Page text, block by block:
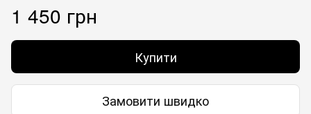
1 450 грн
Купити
Замовити швидко